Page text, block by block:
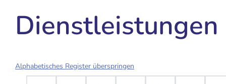
Dienstleistungen
Alphabetisches Register überspringen